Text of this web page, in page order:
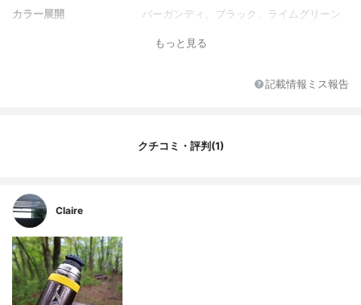
カラー展開
バーガンディ、ブラック、ライムグリーン
もっと見る
記載情報ミス報告
クチコミ・評判(1)
Claire